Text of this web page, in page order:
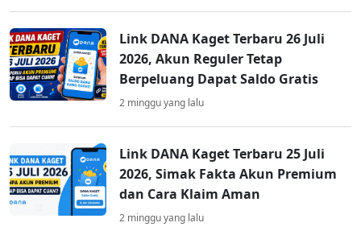
Link DANA Kaget Terbaru 26 Juli
2026, Akun Reguler Tetap
Berpeluang Dapat Saldo Gratis
2 minggu yang lalu
Link DANA Kaget Terbaru 25 Juli
2026, Simak Fakta Akun Premium
dan Cara Klaim Aman
2 minggu yang lalu